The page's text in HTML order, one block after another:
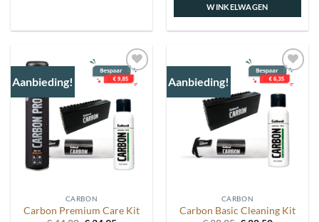
meerdere
variaties.
Deze
optie
kan
gekozen
worden
productpagina
WINKELWAGEN
Aanbieding!
Toevoegen
wenslijst
CARBON
Carbon Premium Care Kit
Aanbieding!
Toevoegen
wenslijst
CARBON
Carbon Basic Cleaning Kit